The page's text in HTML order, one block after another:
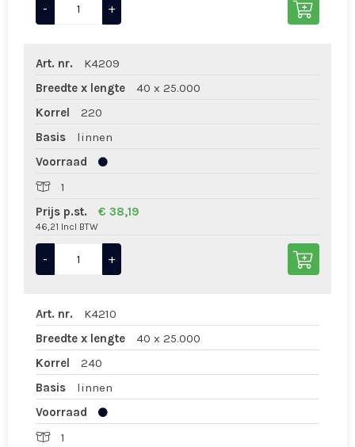
- +
Art. nr.
K4209
Breedte x lengte
40 x 25.000
Korrel
220
Basis
linnen
Voorraad
1
Prijs p.st.
€ 38,19
46,21 Incl BTW
- +
Art. nr.
K4210
Breedte x lengte
40 x 25.000
Korrel
240
Basis
linnen
Voorraad
1